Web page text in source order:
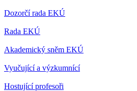
Dozorčí rada EKÚ
Rada EKÚ
Akademický sněm EKÚ
Vyučující a výzkumnící
Hostující profesoři